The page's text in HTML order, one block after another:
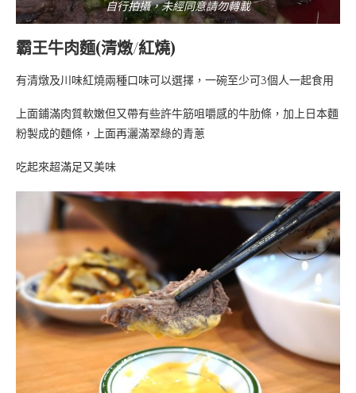
自行拍攝，未經同意請勿轉載
霸王牛肉麵(清燉/紅燒)
有清燉及川味紅燒兩種口味可以選擇，一碗至少可3個人一起食用
上面鋪滿肉質軟嫩但又帶有些許牛筋咀嚼感的牛肋條，加上日本麵
粉製成的麵條，上面再灑滿翠綠的青蔥
吃起來超滿足又美味